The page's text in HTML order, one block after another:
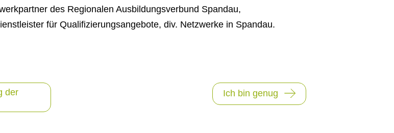
des Regionalen Ausbildungsverbund Spandau,
für Qualifizierungsangebote, div. Netzwerke in Spandau.
der
Ich bin genug